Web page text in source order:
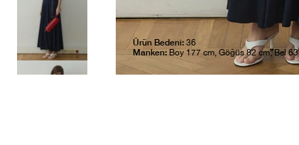
Ürün Bedeni: 36
Manken: Boy 177 cm, Göğüs 82 cm, Bel